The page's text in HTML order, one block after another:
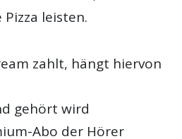
leisten.
zahlt, hängt hiervon
gehört wird
Abo der Hörer